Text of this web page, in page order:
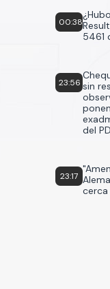
00:38
5461
23:56 sin
del
23:17
cerca